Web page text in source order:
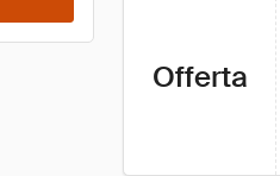
Offerta